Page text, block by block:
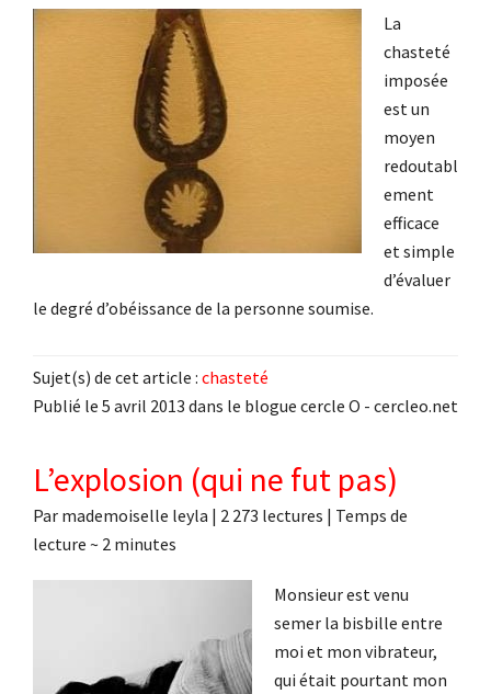
La
chasteté
imposée
est un
moyen
redoutabl
ement
efficace
et simple
d’évaluer
le degré d’obéissance de la personne soumise.
Sujet(s) de cet article : chasteté
Publié le 5 avril 2013 dans le blogue cercle O - cercleo.net
L’explosion (qui ne fut pas)
Par mademoiselle leyla | 2 273 lectures | Temps de
lecture ~ 2 minutes
Monsieur est venu
semer la bisbille entre
moi et mon vibrateur,
qui était pourtant mon